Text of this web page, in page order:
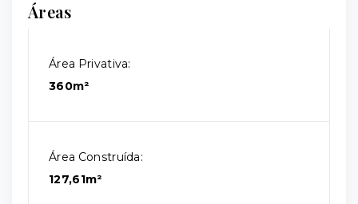
Áreas
Área Privativa:
360m²
Área Construída:
127,61m²